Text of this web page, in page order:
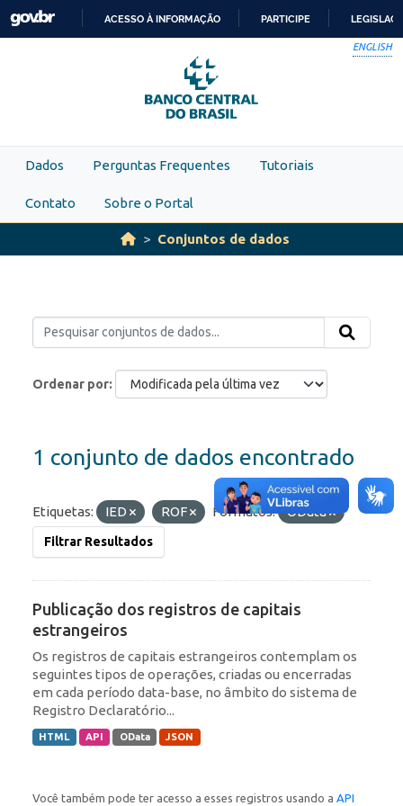
Skip to main content
PARA
O
CONTEÚDO
ACESSO À INFORMAÇÃO PARTICIPE
ENGLISH
Dados Perguntas Frequentes Tutoriais
Contato Sobre o Portal
Conjuntos de dados
Ordenar por
1 conjunto de dados encontrado
Etiquetas: IED ROF Formatos: OData
Filtrar Resultados
Publicação dos registros de capitais
estrangeiros
Os registros de capitais estrangeiros contemplam os
seguintes tipos de operações, criadas ou encerradas
em cada período data-base, no âmbito do sistema de
Registro Declaratório...
HTML API OData JSON
Você também pode ter acesso a esses registros usando a API